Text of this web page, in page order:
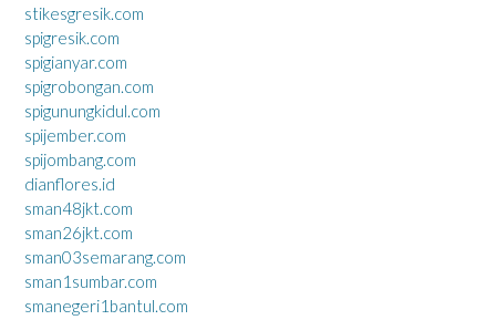
stikesgresik.com
spigresik.com
spigianyar.com
spigrobongan.com
spigunungkidul.com
spijember.com
spijombang.com
dianflores.id
sman48jkt.com
sman26jkt.com
sman03semarang.com
sman1sumbar.com
smanegeri1bantul.com